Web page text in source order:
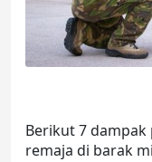
Berikut 7
remaja di barak